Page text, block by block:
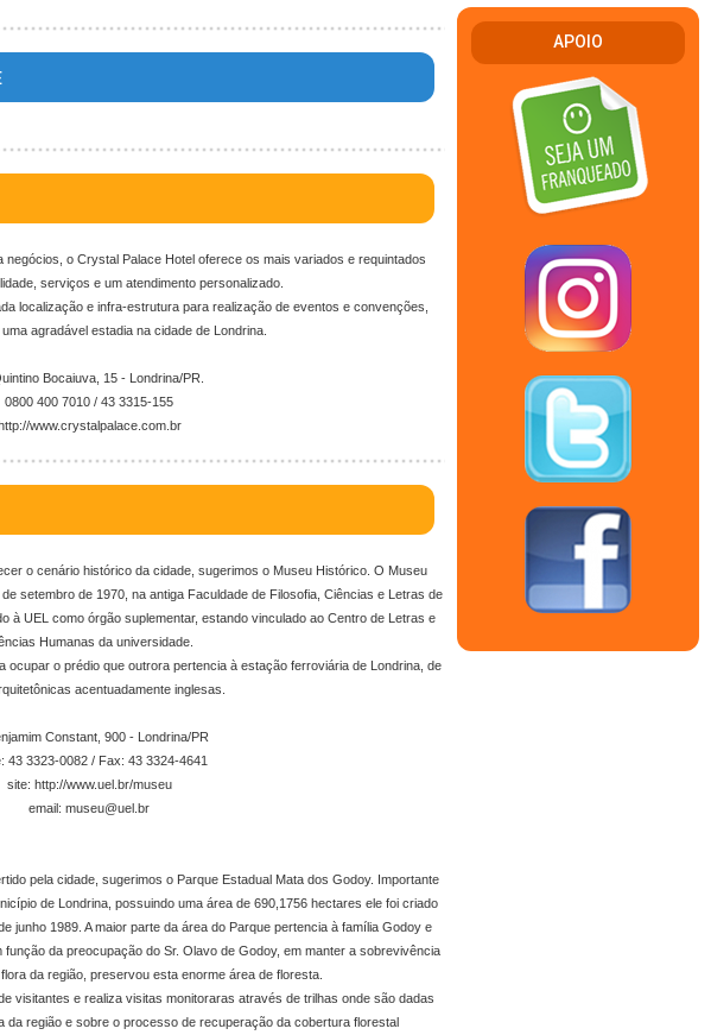
negócios, o Crystal Palace Hotel oferece os mais variados e requintados
serviços e um atendimento personalizado.
localização e infra-estrutura para realização de eventos e convenções,
agradável estadia na cidade de Londrina.
Bocaiuva, 15 - Londrina/PR.
0800 400 7010 / 43 3315-155
www.crystalpalace.com.br
o cenário histórico da cidade, sugerimos o Museu Histórico. O Museu
setembro de 1970, na antiga Faculdade de Filosofia, Ciências e Letras de
à UEL como órgão suplementar, estando vinculado ao Centro de Letras e
Humanas da universidade.
ocupar o prédio que outrora pertencia à estação ferroviária de Londrina, de
acentuadamente inglesas.
Constant, 900 - Londrina/PR
43 3323-0082 / Fax: 43 3324-4641
site: http://www.uel.br/museu
email: museu@uel.br
pela cidade, sugerimos o Parque Estadual Mata dos Godoy. Importante
de Londrina, possuindo uma área de 690,1756 hectares ele foi criado
junho 1989. A maior parte da área do Parque pertencia à família Godoy e
da preocupação do Sr. Olavo de Godoy, em manter a sobrevivência
da região, preservou esta enorme área de floresta.
visitantes e realiza visitas monitoraras através de trilhas onde são dadas
da região e sobre o processo de recuperação da cobertura florestal
APOIO